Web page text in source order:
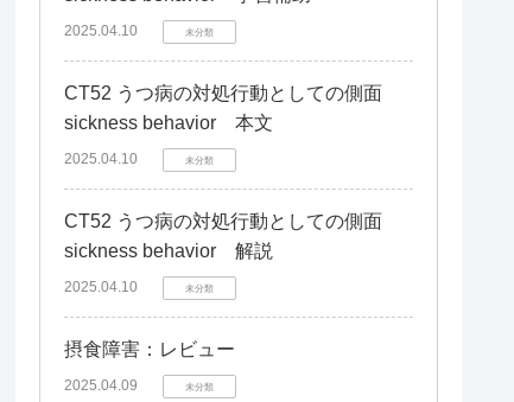
2025.04.10 未分類
CT52 うつ病の対処行動としての側面
sickness behavior 本文
2025.04.10 未分類
CT52 うつ病の対処行動としての側面
sickness behavior 解説
2025.04.10 未分類
摂食障害：レビュー
2025.04.09 未分類